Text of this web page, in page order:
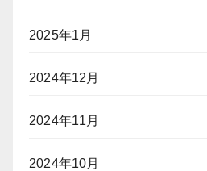
2025年1月
2024年12月
2024年11月
2024年10月